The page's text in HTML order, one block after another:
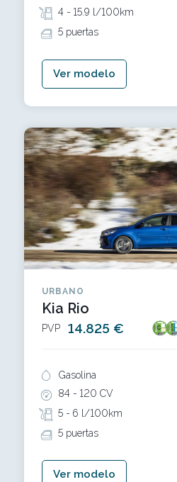
4 - 15.9 l/100km
5 puertas
Ver modelo
URBANO
Kia Rio
PVP 14.825 €
Gasolina
84 - 120 CV
5 - 6 l/100km
5 puertas
Ver modelo